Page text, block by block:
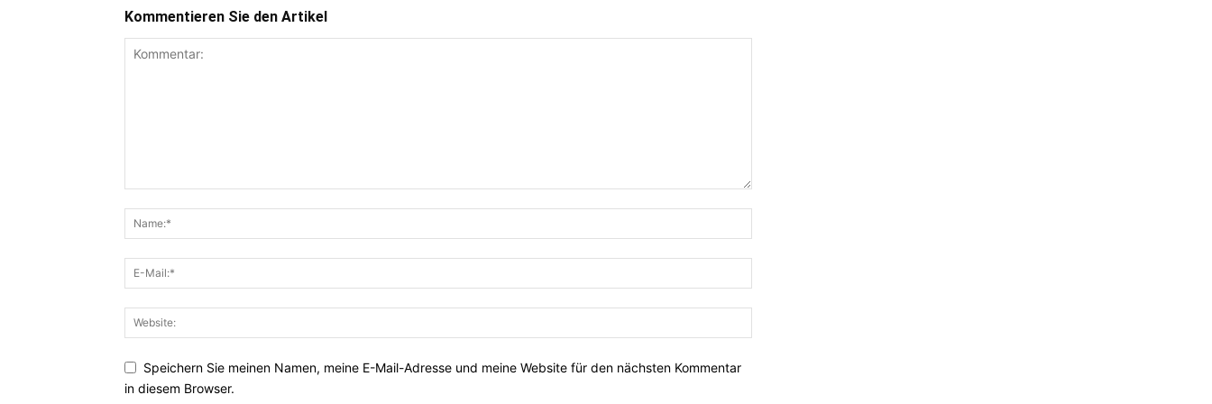
Kommentieren Sie den Artikel
Speichern Sie meinen Namen, meine E-Mail-Adresse und meine Website für den nächsten Kommentar
in diesem Browser.